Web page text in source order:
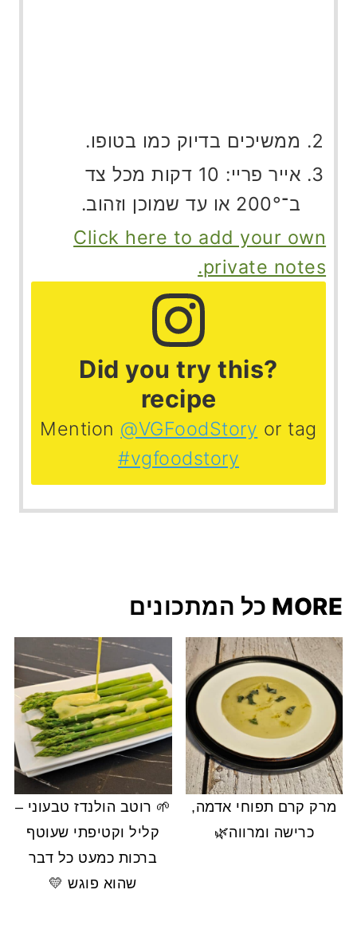
ממשיכים בדיוק כמו בטופו.
אייר פריי: 10 דקות מכל צד
ב־200° או עד שמוכן וזהוב.
Click here to add your own
private notes.
?Did you try this
recipe
Mention @VGFoodStory or tag
#vgfoodstory
MORE כל המתכונים
מרק קרם תפוחי אדמה,
כרישה ומרווה🌿
🌱 רוטב הולנדז טבעוני –
קליל וקטיפתי שעוטף
ברכות כמעט כל דבר
שהוא פוגש 💛